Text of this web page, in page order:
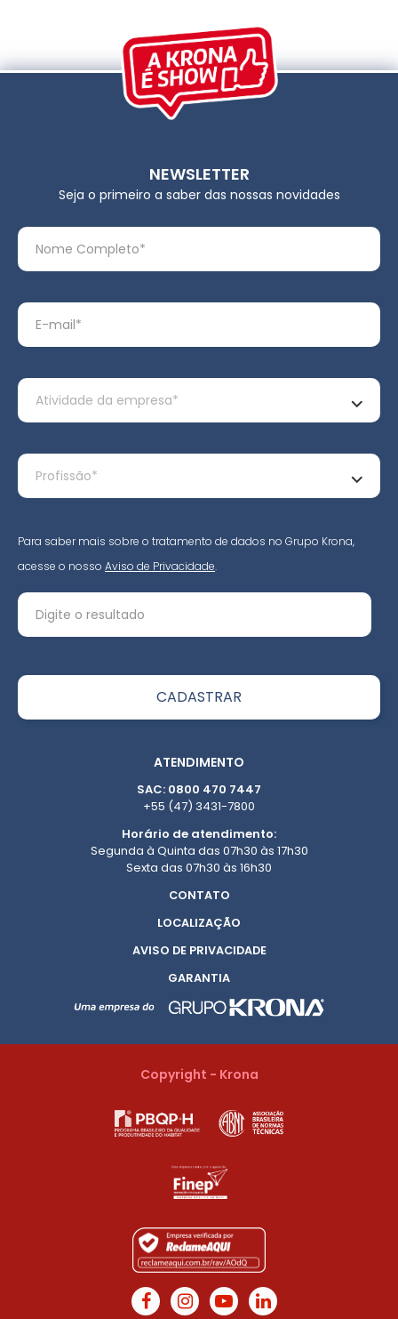
NEWSLETTER
Seja o primeiro a saber das nossas novidades
Para saber mais sobre o tratamento de dados no Grupo Krona,
acesse o nosso Aviso de Privacidade.
ATENDIMENTO
SAC: 0800 470 7447
+55 (47) 3431-7800
Horário de atendimento:
Segunda à Quinta das 07h30 às 17h30
Sexta das 07h30 às 16h30
CONTATO
LOCALIZAÇÃO
AVISO DE PRIVACIDADE
GARANTIA
Copyright - Krona